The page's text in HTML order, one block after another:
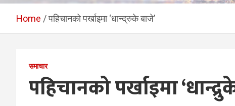
हङकङबाट सञ्चालित पहिलो
Home पहिचानको पर्खाइमा ‘धान्द्रुके बाजे’
समाचार
पहिचानको पर्खाइमा